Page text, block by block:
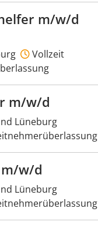
m/w/d
Vollzeit
m/w/d
Lüneburg
w/d
Lüneburg